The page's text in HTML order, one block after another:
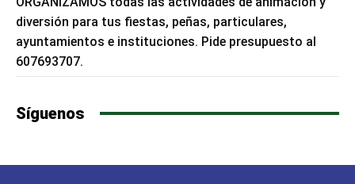
diversión para tus fiestas, peñas, particulares,
ayuntamientos e instituciones. Pide presupuesto al
607693707.
Síguenos